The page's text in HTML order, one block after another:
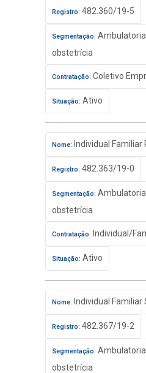
Registro: 482.360/19-5
Segmentação:
obstetrícia
Contratação: Coletivo
Situação: Ativo
Nome: Individual Familiar
Registro: 482.363/19-0
Segmentação:
obstetrícia
Contratação: Individual/
Situação: Ativo
Nome: Individual
Registro: 482.367/19-2
Segmentação:
obstetrícia